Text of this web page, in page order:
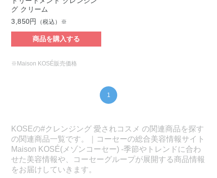
グ クリーム
3,850円
（税込）※
商品を購入する
※Maison KOSÉ販売価格
1
KOSEの#クレンジング 愛されコスメ の関連商品を探す
の関連商品一覧です。｜コーセーの総合美容情報サイト
Maison KOSÉ(メゾンコーセー) -季節やトレンドに合わ
せた美容情報や、コーセーグループが展開する商品情報
をお届けしていきます。